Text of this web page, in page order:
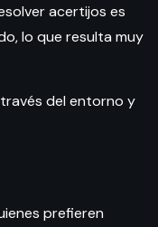
acertijos es
lo que resulta muy
del entorno y
prefieren